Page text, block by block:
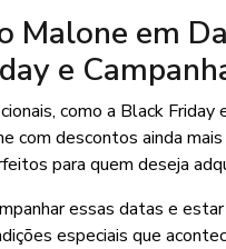
Malone em
e
como a Black
com descontos ainda
para quem deseja
essas datas e
especiais que